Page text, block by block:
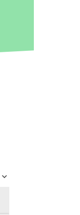
keyboard_arrow_down